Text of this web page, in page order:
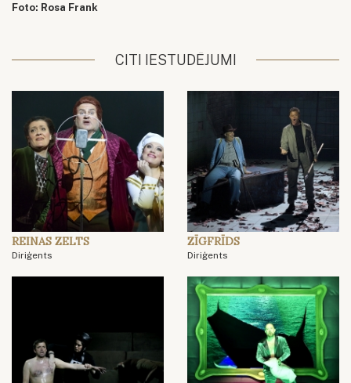
Foto: Rosa Frank
CITI IESTUDĒJUMI
REINAS ZELTS
Diriģents
ZĪGFRĪDS
Diriģents